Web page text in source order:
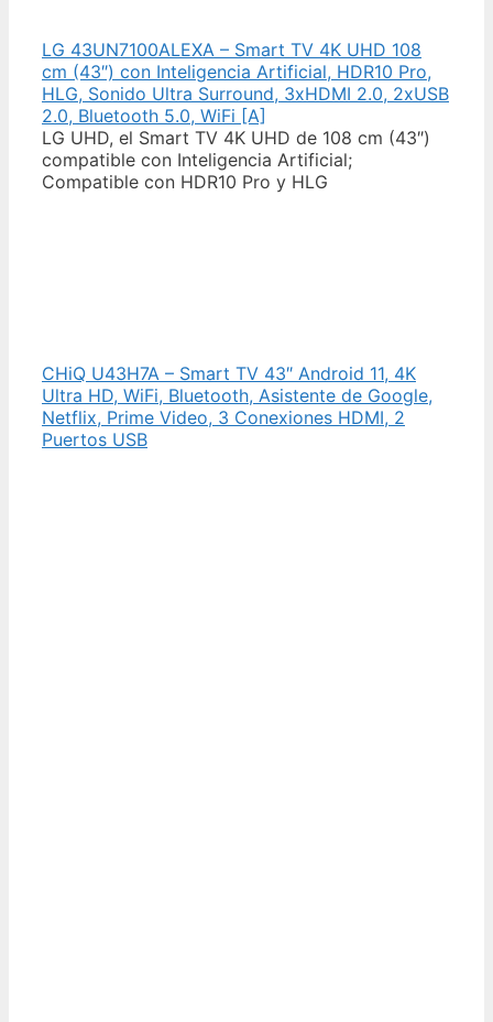
LG 43UN7100ALEXA – Smart TV 4K UHD 108
cm (43″) con Inteligencia Artificial, HDR10 Pro,
HLG, Sonido Ultra Surround, 3xHDMI 2.0, 2xUSB
2.0, Bluetooth 5.0, WiFi [A]
LG UHD, el Smart TV 4K UHD de 108 cm (43″)
compatible con Inteligencia Artificial;
Compatible con HDR10 Pro y HLG
CHiQ U43H7A – Smart TV 43″ Android 11, 4K
Ultra HD, WiFi, Bluetooth, Asistente de Google,
Netflix, Prime Video, 3 Conexiones HDMI, 2
Puertos USB